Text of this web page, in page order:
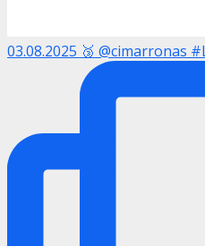
03.08.2025 🥉 @cimarronas